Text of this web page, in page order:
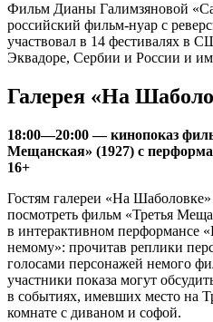
Фильм Дианы Галимзяновой
российский фильм-нуар с
участвовал в 14 фестивалях
Эквадоре, Сербии и России и
Галерея «На
18:00—20:00 — кинопоказ
Мещанская» (1927) с
16+
Гостям галереи «На
посмотреть фильм «Третья
в интерактивном перформансе
немому»: прочитав реплики
голосами персонажей немого
участники показа могут
в событиях, имевших место на
комнате с диваном и софой.